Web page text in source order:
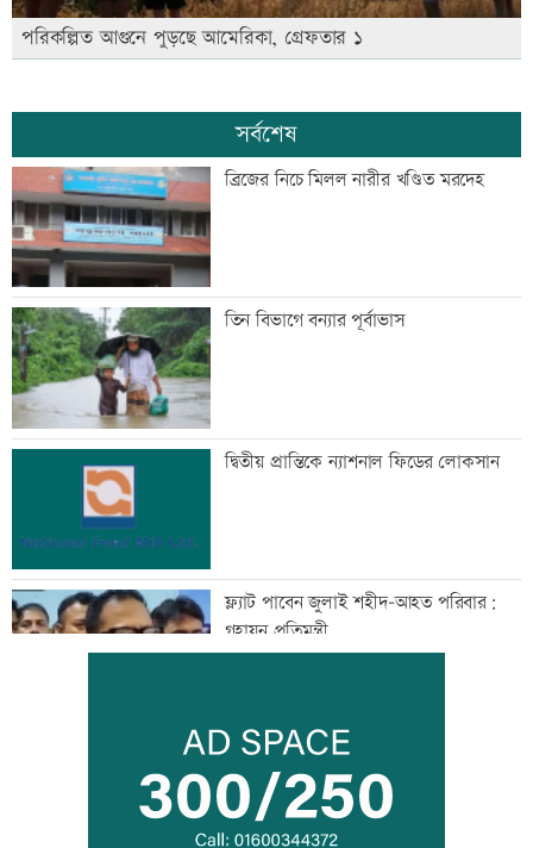
পরিকল্পিত আগুনে পুড়ছে আমেরিকা, গ্রেফতার ১
সর্বশেষ
ব্রিজের নিচে মিলল নারীর খণ্ডিত মরদেহ
তিন বিভাগে বন্যার পূর্বাভাস
দ্বিতীয় প্রান্তিকে ন্যাশনাল ফিডের লোকসান
ফ্ল্যাট পাবেন জুলাই শহীদ-আহত পরিবার:
গৃহায়ন প্রতিমন্ত্রী
প্রস্তুতি ম্যাচে অপ্রস্তুত বাংলাদেশ